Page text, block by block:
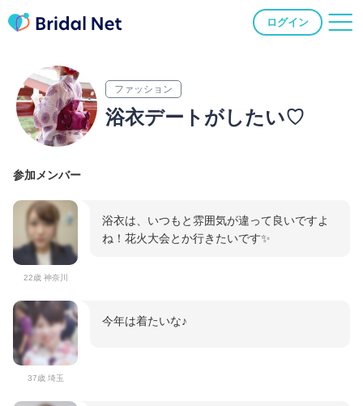
ログイン
ファッション
浴衣デートがしたい♡
参加メンバー
22歳 神奈川
浴衣は、いつもと雰囲気が違って良いですよ
ね！花火大会とか行きたいです✨
37歳 埼玉
今年は着たいな♪